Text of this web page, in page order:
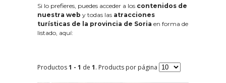
Si lo prefieres, puedes acceder a los contenidos de
nuestra web y todas las atracciones
turísticas de la provincia de Soria en forma de
listado, aquí:
Productos1 - 1 de 1. Products por página